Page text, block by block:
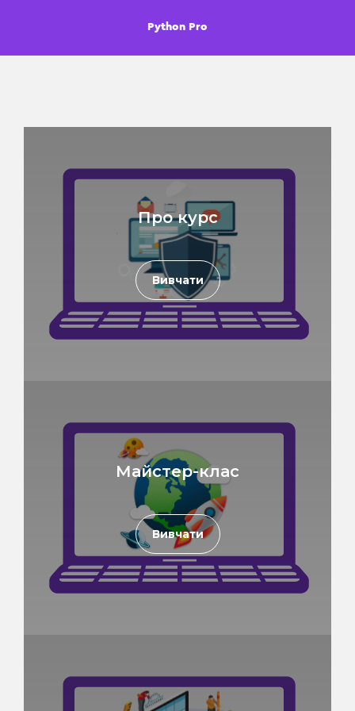
Python Pro
Про курс
Вивчати
Майстер-клас
Вивчати